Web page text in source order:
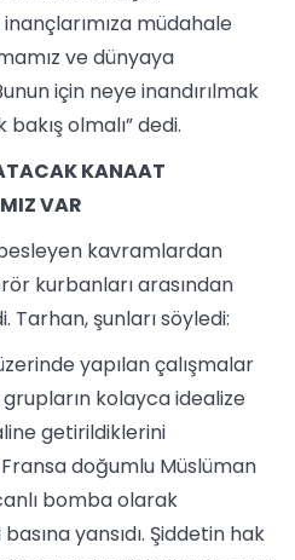
inançlarımıza müdahale
ve dünyaya
için neye inandırılmak
olmalı” dedi.
KANAAT
VAR
kavramlardan
kurbanları arasından
Tarhan, şunları söyledi:
yapılan çalışmalar
kolayca idealize
getirildiklerini
doğumlu Müslüman
bomba olarak
yansıdı. Şiddetin hak